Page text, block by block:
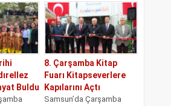
İletişim
Eda...
Ondokuz Mayıs
Üniversitesi (OMÜ) Yaşar
Doğu Spor Bilimleri
Fakültesi Antrenörlük
Bölümü öğrencisi milli
sporcu Fırat...
Buldu
8. Çarşamba Kitap
Fuarı Kitapseverlere
Kapılarını Açtı
Samsun’da Çarşamba